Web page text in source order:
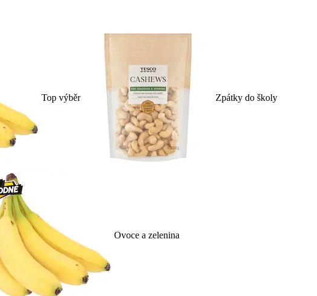
Top výběr Zpátky do školy
Ovoce a zelenina